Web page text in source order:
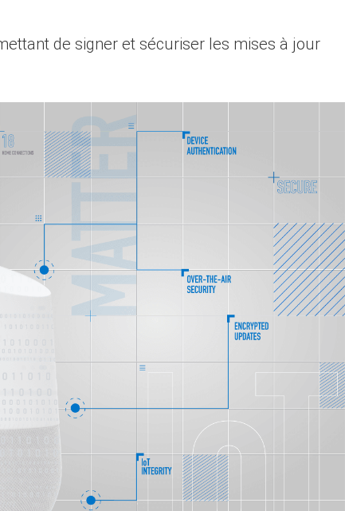
de signer et sécuriser les mises à jour